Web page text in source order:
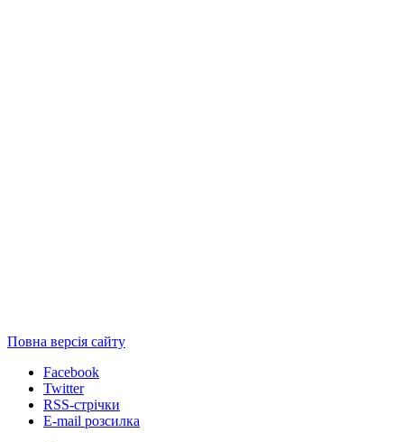
Повна версія сайту
Facebook
Twitter
RSS-стрічки
E-mail розсилка